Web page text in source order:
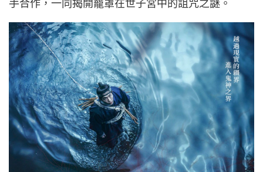
手合作，一同揭開籠罩在世子宮中的詛咒之謎。